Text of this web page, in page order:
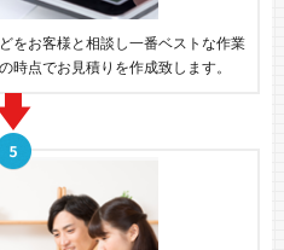
をお客様と相談し一番ベストな作業
時点でお見積りを作成致します。